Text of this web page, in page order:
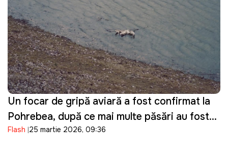
Un focar de gripă aviară a fost confirmat la
Pohrebea, după ce mai multe păsări au fost
descoperite moarte pe Nistru
Flash 25 martie 2026, 09:36